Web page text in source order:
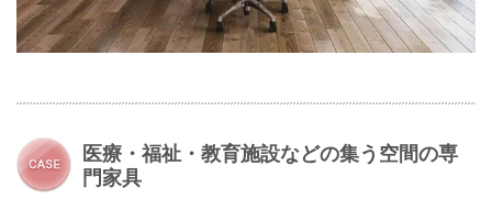
医療・福祉・教育施設などの集う空間の専
門家具